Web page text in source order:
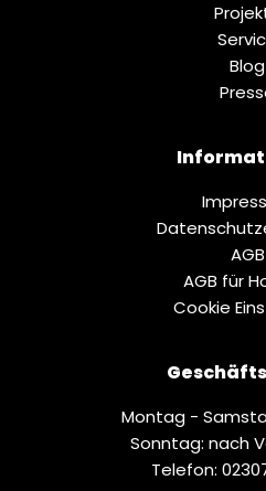
Blog
AGB
AGB für
Cookie
Montag -
Sonntag: nach
Telefon: